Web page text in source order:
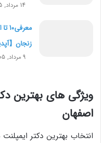
14 مرداد, 1405
زنجان【
9 مرداد, 1405
ویژگی های بهترین
اصفهان
انتخاب بهترین دکتر